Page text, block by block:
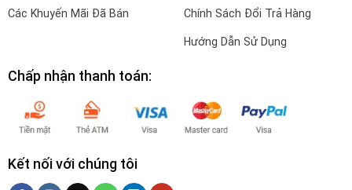
Các Khuyến Mãi Đã Bán Chính Sách Đổi Trả Hàng
Hướng Dẫn Sử Dụng
Chấp nhận thanh toán:
Kết nối với chúng tôi